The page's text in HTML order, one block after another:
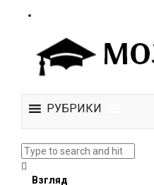
РУБРИКИ
Взгляд